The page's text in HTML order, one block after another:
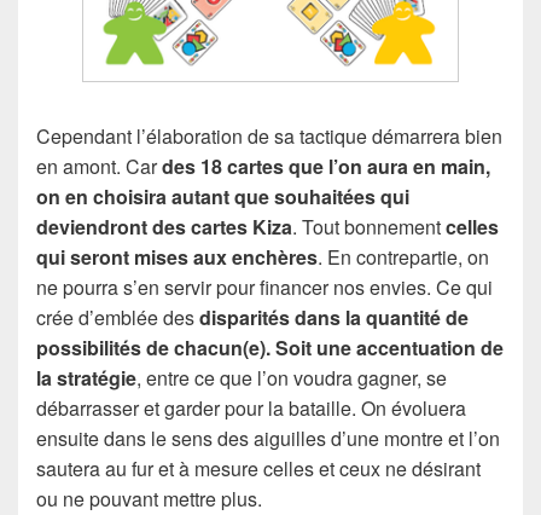
Cependant l’élaboration de sa tactique démarrera bien
en amont. Cardes 18 cartes que l’on aura en main,
on en choisira autant que souhaitées qui
deviendront des cartes Kiza. Tout bonnementcelles
qui seront mises aux enchères. En contrepartie, on
ne pourra s’en servir pour financer nos envies. Ce qui
crée d’emblée desdisparités dans la quantité de
possibilités de chacun(e). Soit une accentuation de
la stratégie, entre ce que l’on voudra gagner, se
débarrasser et garder pour la bataille. On évoluera
ensuite dans le sens des aiguilles d’une montre et l’on
sautera au fur et à mesure celles et ceux ne désirant
ou ne pouvant mettre plus.